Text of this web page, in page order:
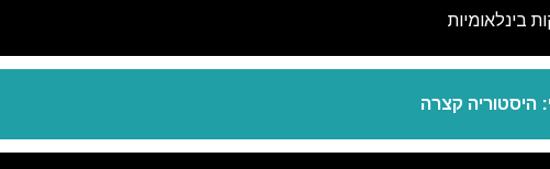
בינלאומיות
היסטוריה קצרה